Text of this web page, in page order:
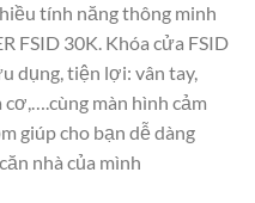
tính năng thông minh
FSID 30K. Khóa cửa FSID
dụng, tiện lợi: vân tay,
màn hình cảm
giúp cho bạn dễ dàng
nhà của mình